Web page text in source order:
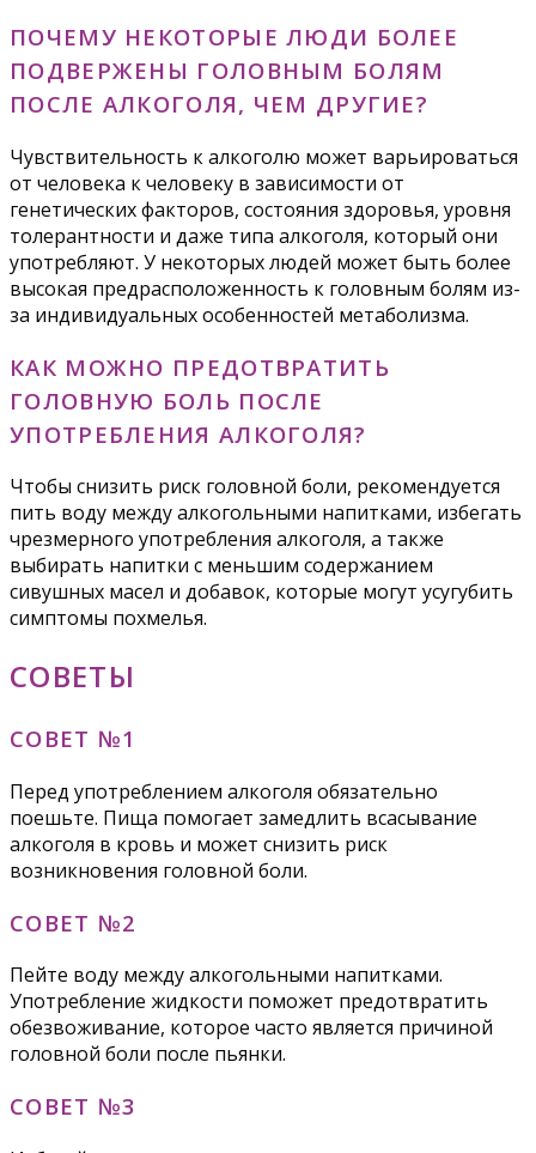
ПОЧЕМУ НЕКОТОРЫЕ ЛЮДИ БОЛЕЕ
ПОДВЕРЖЕНЫ ГОЛОВНЫМ БОЛЯМ
ПОСЛЕ АЛКОГОЛЯ, ЧЕМ ДРУГИЕ?
Чувствительность к алкоголю может варьироваться
от человека к человеку в зависимости от
генетических факторов, состояния здоровья, уровня
толерантности и даже типа алкоголя, который они
употребляют. У некоторых людей может быть более
высокая предрасположенность к головным болям из-
за индивидуальных особенностей метаболизма.
КАК МОЖНО ПРЕДОТВРАТИТЬ
ГОЛОВНУЮ БОЛЬ ПОСЛЕ
УПОТРЕБЛЕНИЯ АЛКОГОЛЯ?
Чтобы снизить риск головной боли, рекомендуется
пить воду между алкогольными напитками, избегать
чрезмерного употребления алкоголя, а также
выбирать напитки с меньшим содержанием
сивушных масел и добавок, которые могут усугубить
симптомы похмелья.
СОВЕТЫ
СОВЕТ №1
Перед употреблением алкоголя обязательно
поешьте. Пища помогает замедлить всасывание
алкоголя в кровь и может снизить риск
возникновения головной боли.
СОВЕТ №2
Пейте воду между алкогольными напитками.
Употребление жидкости поможет предотвратить
обезвоживание, которое часто является причиной
головной боли после пьянки.
СОВЕТ №3